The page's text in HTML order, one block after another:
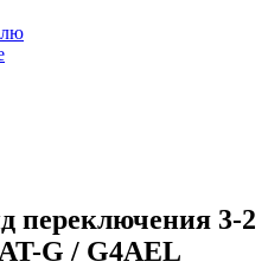
переключения 3-2
G / G4AEL